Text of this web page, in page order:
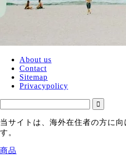
About us
Contact
Sitemap
Privacypolicy
当サイトは、海外在住者の方に
す。
商品